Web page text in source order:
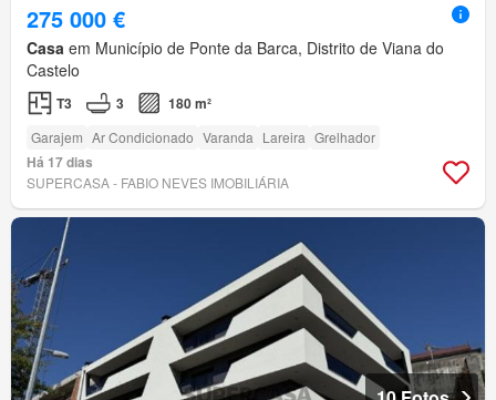
275 000 €
Casa em Município de Ponte da Barca, Distrito de Viana do
Castelo
T3 3 180 m²
Garajem Ar Condicionado Varanda Lareira Grelhador
Há 17 dias
SUPERCASA - FABIO NEVES IMOBILIÁRIA